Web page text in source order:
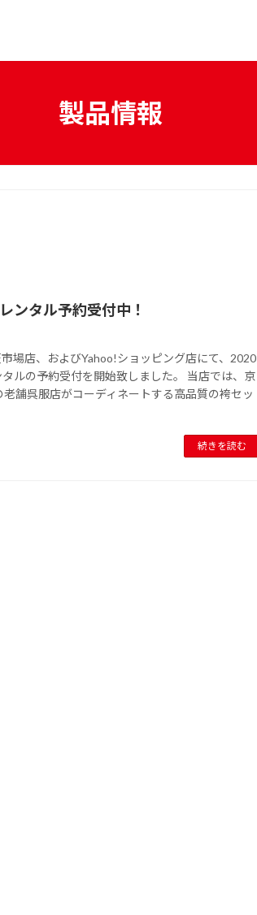
製品情報
ンタル予約受付中！
場店、およびYahoo!ショッピング店にて、2020
ルの予約受付を開始致しました。 当店では、京
舗呉服店がコーディネートする高品質の袴セッ
続きを読む